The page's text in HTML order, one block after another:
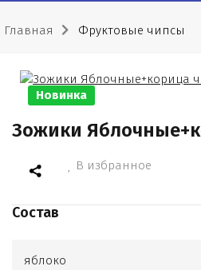
Главная Фруктовые чипсы
Новинка
Зожики
В избранное
Состав
яблоко